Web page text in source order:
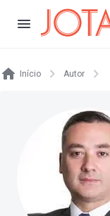
Início Autor